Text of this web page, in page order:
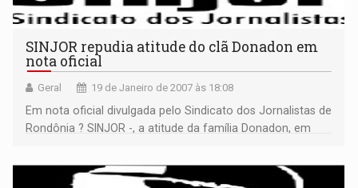
SINJOR repudia atitude do clã Donadon em
nota oficial
Geral 19 de Janeiro de 2007 às 18:08
Em nota oficial divulgada pelo Sindicato dos Jornalistas de
Rondônia ? SINJOR -, a atitude da família Donadon, em
denunciar escândalo financeiro, foi rechaçada com vigor.
Leia nota e matéria. >>>